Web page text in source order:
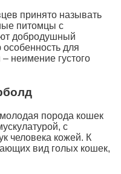
принято называть
питомцы с
добродушный
для
неимение густого
порода кошек
с
человека кожей. К
вид голых кошек,